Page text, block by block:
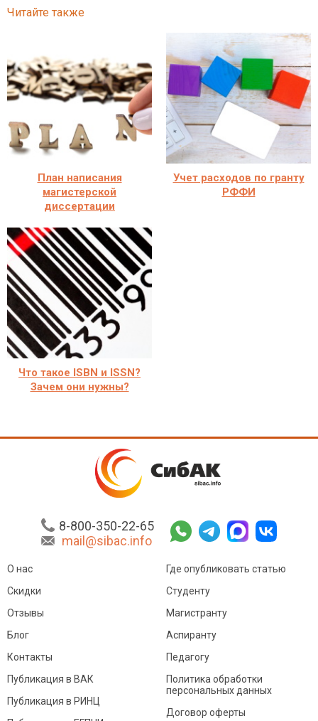
Читайте также
План написания
магистерской
диссертации
Учет расходов по гранту
РФФИ
Что такое ISBN и ISSN?
Зачем они нужны?
8-800-350-22-65
mail@sibac.info
О нас
Скидки
Отзывы
Блог
Контакты
Где опубликовать статью
Студенту
Магистранту
Аспиранту
Педагогу
Публикация в ВАК
Публикация в РИНЦ
Политика обработки
персональных данных
Договор оферты